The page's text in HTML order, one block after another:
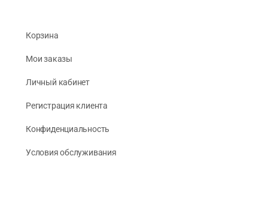
Корзина
Мои заказы
Личный кабинет
Регистрация клиента
Конфиденциальность
Условия обслуживания